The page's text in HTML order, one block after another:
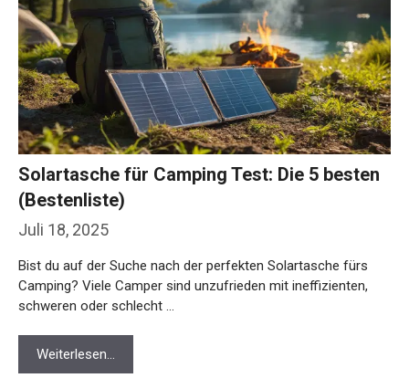
Juli 18, 2025
Solartasche für Camping Test: Die 5 besten
(Bestenliste)
Bist du auf der Suche nach der perfekten Solartasche fürs
Camping? Viele Camper sind unzufrieden mit ineffizienten,
schweren oder schlecht …
Weiterlesen…